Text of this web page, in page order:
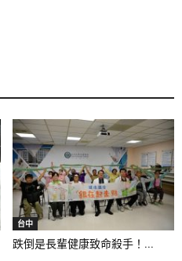
台中
跌倒是長輩健康致命殺手！...